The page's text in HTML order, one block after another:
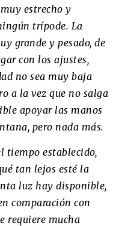
estrecho y
trípode. La
grande y pesado, de
con los ajustes,
no sea muy baja
a la vez que no salga
apoyar las manos
pero nada más.
tiempo establecido,
tan lejos esté la
luz hay disponible,
comparación con
requiere mucha